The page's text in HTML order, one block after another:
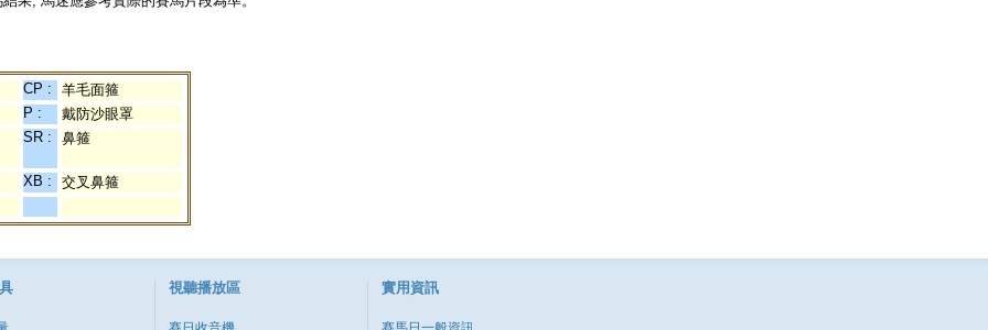
CP :
羊毛面箍
P :
戴防沙眼罩
SR :
鼻箍
XB : 交叉鼻箍
視聽播放區 實用資訊